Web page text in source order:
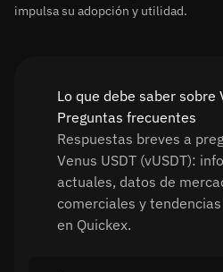
impulsa su adopción y utilidad.
Lo que debe saber sobre
Preguntas frecuentes
Respuestas breves a
Venus USDT (vUSDT):
actuales, datos de
comerciales y
en Quickex.